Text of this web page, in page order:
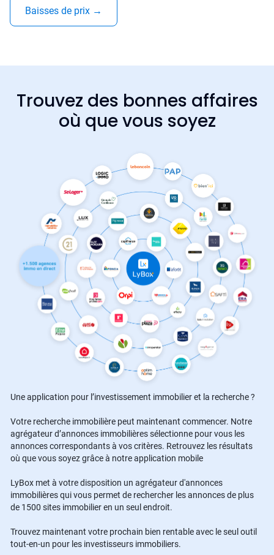
Baisses de prix →
Trouvez des bonnes affaires
où que vous soyez
Une application pour l’investissement immobilier et la recherche ?
Votre recherche immobilière peut maintenant commencer. Notre
agrégateur d’annonces immobilières sélectionne pour vous les
annonces correspondants à vos critères. Retrouvez les résultats
où que vous soyez grâce à notre application mobile
LyBox met à votre disposition un agrégateur d'annonces
immobilières qui vous permet de rechercher les annonces de plus
de 1500 sites immobilier en un seul endroit.
Trouvez maintenant votre prochain bien rentable avec le seul outil
tout-en-un pour les investisseurs immobiliers.